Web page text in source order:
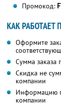
Промокод:
КАК РАБОТАЕТ
Оформите
Сумма заказа
Скидка не
компании
Информацию
компании